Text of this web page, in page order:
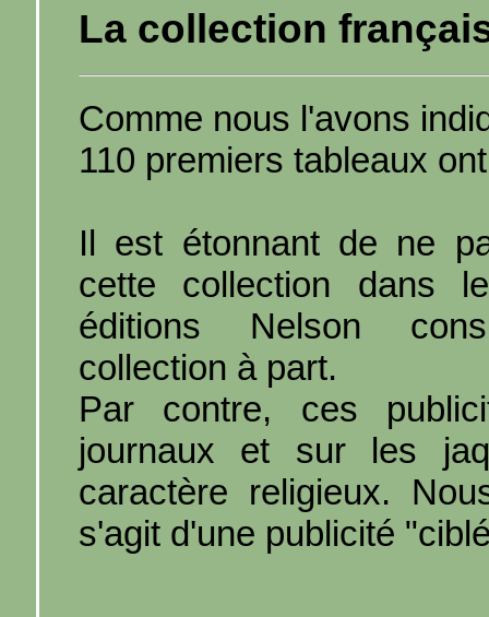
La collection
Comme nous l'avons
110 premiers tableaux
Il est étonnant de ne
cette collection dans
éditions Nelson
collection à part.
Par contre, ces
journaux et sur les
caractère religieux.
s'agit d'une publicité